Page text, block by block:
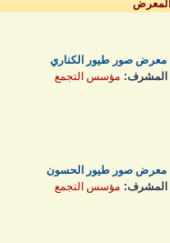
المعرض
معرض صور طيور الكناري
المشرف: مؤسس التجمع
معرض صور طيور الحسون
المشرف: مؤسس التجمع